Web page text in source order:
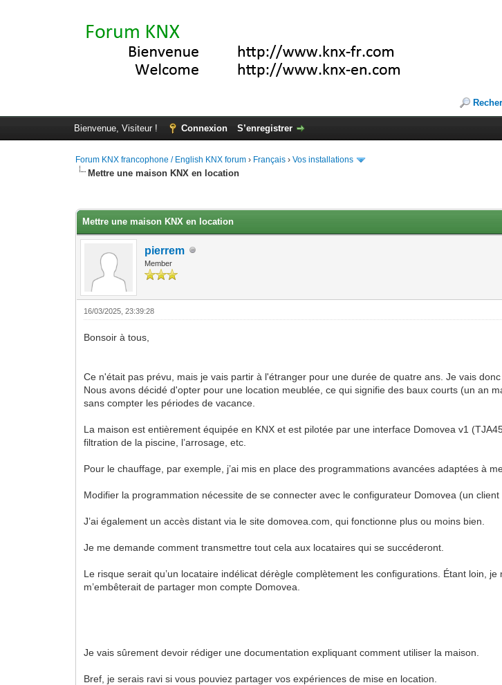
Bienvenue, Visiteur ! Connexion S’enregistrer
Forum KNX francophone / English KNX forum › Français ›Vos installations
Mettre une maison KNX en location
Mettre une maison KNX en location
pierrem
Member
16/03/2025, 23:39:28
Bonsoir à tous,
Ce n'était pas prévu, mais je vais partir à l'étranger pour une durée de quatre ans. Je vais
Nous avons décidé d'opter pour une location meublée, ce qui signifie des baux courts (un an
sans compter les périodes de vacance.
La maison est entièrement équipée en KNX et est pilotée par une interface Domovea v1
filtration de la piscine, l’arrosage, etc.
Pour le chauffage, par exemple, j’ai mis en place des programmations avancées adaptées à
Modifier la programmation nécessite de se connecter avec le configurateur Domovea (un client
J’ai également un accès distant via le site domovea.com, qui fonctionne plus ou moins bien.
Je me demande comment transmettre tout cela aux locataires qui se succéderont.
Le risque serait qu’un locataire indélicat dérègle complètement les configurations. Étant loin,
m’embêterait de partager mon compte Domovea.
Je vais sûrement devoir rédiger une documentation expliquant comment utiliser la maison.
Bref, je serais ravi si vous pouviez partager vos expériences de mise en location.